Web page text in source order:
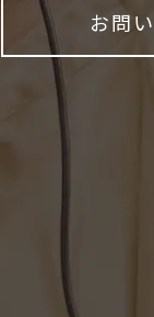
お問